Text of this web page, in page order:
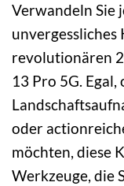
Verwandeln Sie
revolutionären
13 Pro 5G.
oder
möchten, diese
Werkzeuge, die